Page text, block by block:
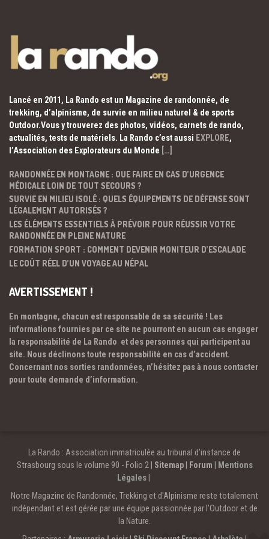
Lancé en 2011, La Rando est un Magazine de randonnée, de
trekking, d’alpinisme, de survie en milieu naturel & de sports
Outdoor.Vous y trouverez des photos, vidéos, carnets de rando,
actualités, tests de matériels. La Rando c’est aussi EXPLORE,
l’Association des Explorateurs du Monde […]
RANDONNÉE EN MONTAGNE : QUE FAIRE EN CAS D’URGENCE
MÉDICALE LOIN DE TOUT SECOURS ?
SURVIE EN MILIEU ISOLÉ : QUELS ÉQUIPEMENTS DE DÉFENSE SONT
LÉGALEMENT AUTORISÉS ?
LES ÉLÉMENTS ESSENTIELS À PRÉVOIR POUR RÉUSSIR VOTRE
RANDONNÉE EN PLEINE NATURE
FORMATION SPORT : COMMENT DEVENIR MONITEUR D’ESCALADE
LE COÛT RÉEL D’UN VOYAGE AU NÉPAL
AVERTISSEMENT !
En montagne, chacun est responsable de sa sécurité ! Les
informations fournies par ce site ne pourront en aucun cas engager
la responsabilité de La Rando et des personnes qui participent au
site. Nous déclinons toute responsabilité en cas d’accident.
Concernant nos sorties randonnées, n’hésitez pas à nous contacter
pour toute demande d’information.
La Rando : Association immatriculée au tribunal d’instance de
Strasbourg sous le volume 90 - Folio 2 | Sitemap| Forum
Mentions
Légales
Notre Magazine de Randonnée, Trekking et d'Alpinisme reste totalement
indépendant et est gérée par une équipe passionnée par l’Outdoor et de
la Nature.